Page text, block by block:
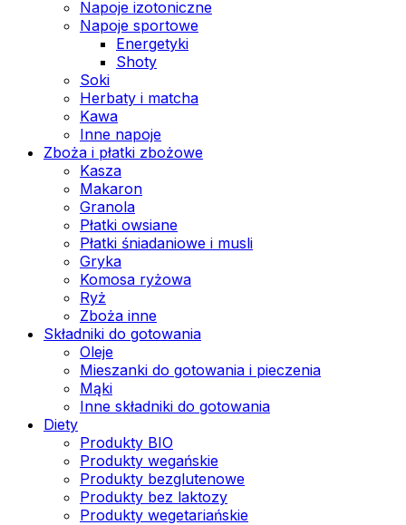
Napoje izotoniczne
Napoje sportowe
Energetyki
Shoty
Soki
Herbaty i matcha
Kawa
Inne napoje
Zboża i płatki zbożowe
Kasza
Makaron
Granola
Płatki owsiane
Płatki śniadaniowe i musli
Gryka
Komosa ryżowa
Ryż
Zboża inne
Składniki do gotowania
Oleje
Mieszanki do gotowania i pieczenia
Mąki
Inne składniki do gotowania
Diety
Produkty BIO
Produkty wegańskie
Produkty bezglutenowe
Produkty bez laktozy
Produkty wegetariańskie